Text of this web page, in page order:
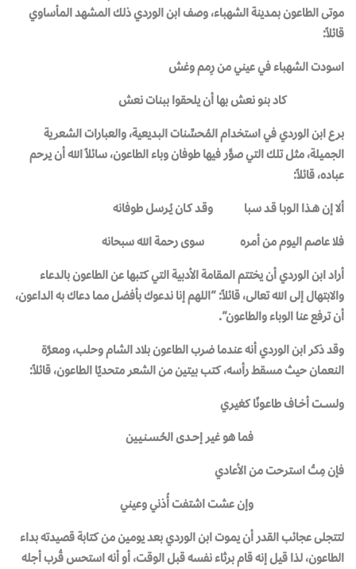
موتى الطاعون بمدينة الشهباء، وصف ابن الوردي ذلك المشهد المأساوي
قائلاً:
اسودت الشهباء في عيني من رِمم وغش
كاد بنو نعش بها أن يلحقوا ببنات نعش
برع ابن الوردي في استخدام المُحسِّنات البديعية، والعبارات الشعرية
الجميلة، مثل تلك التي صوَّر فيها طوفان وباء الطاعون، سائلاً الله أن يرحم
عباده، قائلاً:
ألا إن هــذا الـوبـا قـد سـبا وقـد كـان يُـرسل طوفانه
فلا عاصم اليوم من أمره سوى رحمة الله سبحانه
أراد ابن الوردي أن يختتم المقامة الأدبية التي كتبها عن الطاعون بالدعاء
والابتهال إلى الله تعالى، قائلاً: “اللهم إنا ندعوك بأفضل مما دعاك به الداعون،
أن ترفع عنا الوباء والطاعون”.
وقد ذكر ابن الوردي أنه عندما ضرب الطاعون بلاد الشام وحلب، ومعرَّة
النعمان حيث مسقط رأسه، كتب بيتين من الشعر متحديًا الطاعون، قائلاً:
ولســـت أخــاف طاعـونًا كغيري
فما هو غير إحــدى الحُـســنـيـين
فإن مِتُ استرحت من الأعادي
وإن عشت اشتفت أُذني وعيني
لتتجلى عجائب القدر أن يموت ابن الوردي بعد يومين من كتابة قصيدته بداء
الطاعون، لذا قيل إنه قام برثاء نفسه قبل الوقت، أو أنه استحس قُرب أجله